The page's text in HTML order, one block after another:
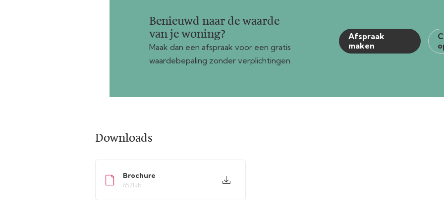
Benieuwd naar de waarde
van je woning?
Maak dan een afspraak voor een gratis
waardebepaling zonder verplichtingen.
Afspraak
maken
Downloads
Brochure
6571kb